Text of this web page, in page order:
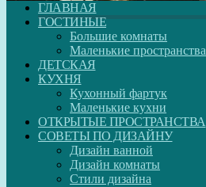
ГЛАВНАЯ
ГОСТИНЫЕ
Большие комнаты
Маленькие пространства
ДЕТСКАЯ
КУХНЯ
Кухонный фартук
Маленькие кухни
ОТКРЫТЫЕ ПРОСТРАНСТВА
СОВЕТЫ ПО ДИЗАЙНУ
Дизайн ванной
Дизайн комнаты
Стили дизайна